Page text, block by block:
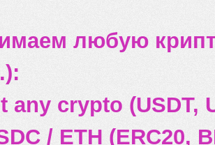
любую
any crypto (USDT,
/ ETH (ERC20,